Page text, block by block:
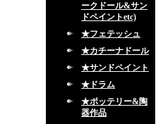
ークドール&サン
ドペイントetc)
★フェテッシュ
★カチーナドール
★サンドペイント
★ドラム
★ポッテリー&陶
器作品